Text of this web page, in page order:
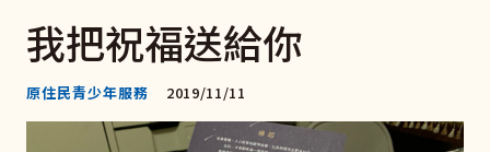
我把祝福送給你
原住民青少年服務 2019/11/11